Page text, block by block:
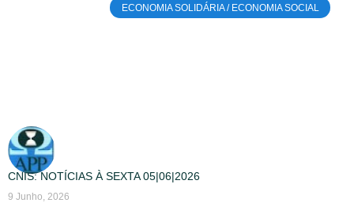
ECONOMIA SOLIDÁRIA / ECONOMIA SOCIAL
CNIS: NOTÍCIAS À SEXTA 05|06|2026
9 Junho, 2026